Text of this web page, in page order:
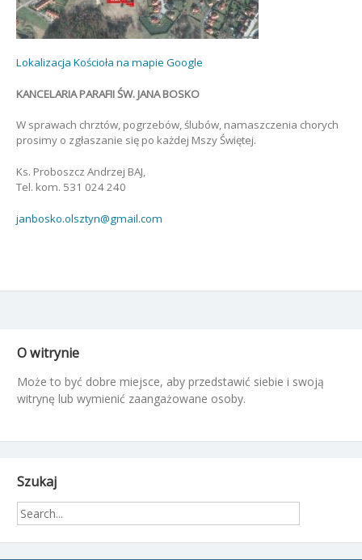
Lokalizacja Kościoła na mapie Google
KANCELARIA PARAFII ŚW. JANA BOSKO
W sprawach chrztów, pogrzebów, ślubów, namaszczenia chorych
prosimy o zgłaszanie się po każdej Mszy Świętej.
Ks. Proboszcz Andrzej BAJ,
Tel. kom. 531 024 240
janbosko.olsztyn@gmail.com
O witrynie
Może to być dobre miejsce, aby przedstawić siebie i swoją
witrynę lub wymienić zaangażowane osoby.
Szukaj